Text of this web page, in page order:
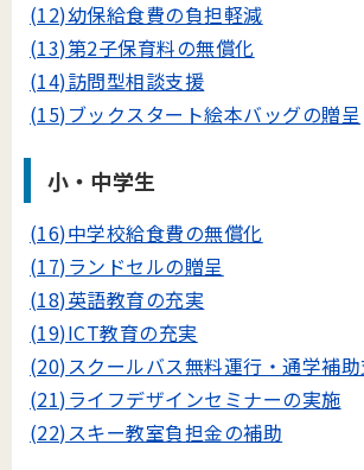
(12)幼保給食費の負担軽減
(13)第2子保育料の無償化
(14)訪問型相談支援
(15)ブックスタート絵本バッグの贈呈
小・中学生
(16)中学校給食費の無償化
(17)ランドセルの贈呈
(18)英語教育の充実
(19)ICT教育の充実
(20)スクールバス無料運行・通学補
(21)ライフデザインセミナーの実施
(22)スキー教室負担金の補助